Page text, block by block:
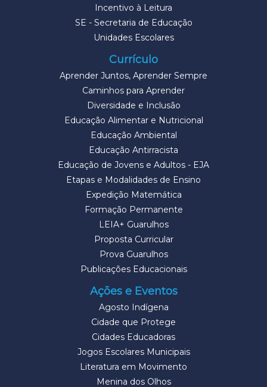
Incentivo à Leitura
SE - Secretaria de Educação
Unidades Escolares
Currículo
Aprender Juntos, Aprender Sempre
Caminhos para Aprender
Diversidade e Inclusão
Educação Alimentar e Nutricional
Educação Ambiental
Educação Antirracista
Educação de Jovens e Adultos - EJA
Etapas e Modalidades de Ensino
Expedição Matemática
Formação Permanente
LEIA+ Guarulhos
Proposta Curricular
Prova Guarulhos
Publicações Educacionais
Ações e Eventos
Agosto Indígena
Cidade que Protege
Cidades Educadoras
Jogos Escolares Municipais
Literatura em Movimento
Menina dos Olhos